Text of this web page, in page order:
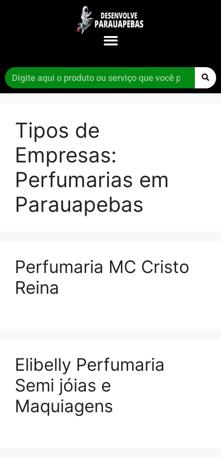
Tipos de
Empresas:
Perfumarias em
Parauapebas
Perfumaria MC Cristo
Reina
Elibelly Perfumaria
Semi jóias e
Maquiagens